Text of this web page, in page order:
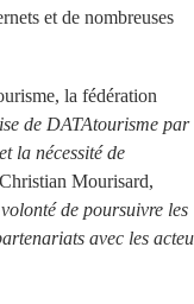
et de nombreuses
la fédération
de DATAtourisme par
la nécessité de
Mourisard,
de poursuivre les
avec les